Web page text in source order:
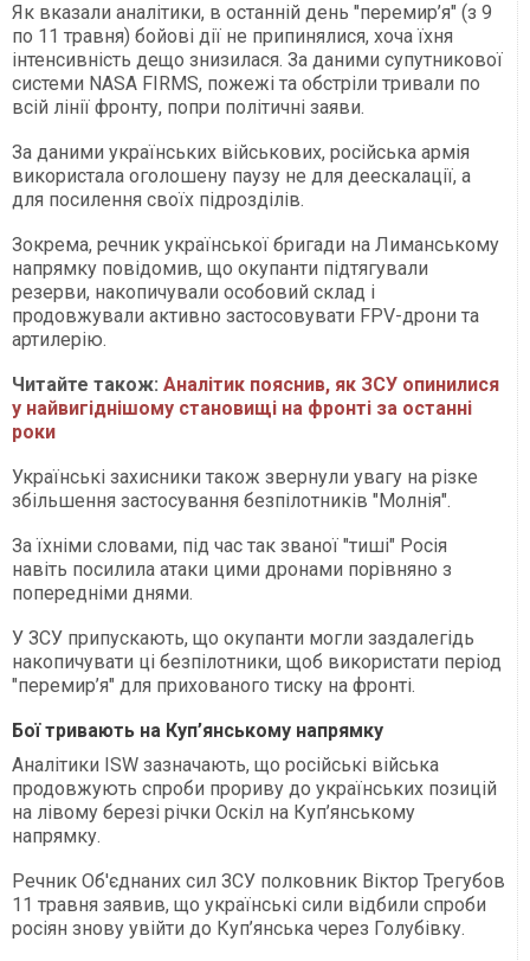
Як вказали аналітики, в останній день "перемир’я" (з 9
по 11 травня) бойові дії не припинялися, хоча їхня
інтенсивність дещо знизилася. За даними супутникової
системи NASA FIRMS, пожежі та обстріли тривали по
всій лінії фронту, попри політичні заяви.
За даними українських військових, російська армія
використала оголошену паузу не для деескалації, а
для посилення своїх підрозділів.
Зокрема, речник української бригади на Лиманському
напрямку повідомив, що окупанти підтягували
резерви, накопичували особовий склад і
продовжували активно застосовувати FPV-дрони та
артилерію.
Читайте також: Аналітик пояснив, як ЗСУ опинилися
у найвигіднішому становищі на фронті за останні
роки
Українські захисники також звернули увагу на різке
збільшення застосування безпілотників "Молнія".
За їхніми словами, під час так званої "тиші" Росія
навіть посилила атаки цими дронами порівняно з
попередніми днями.
У ЗСУ припускають, що окупанти могли заздалегідь
накопичувати ці безпілотники, щоб використати період
"перемир’я" для прихованого тиску на фронті.
Бої тривають на Куп’янському напрямку
Аналітики ISW зазначають, що російські війська
продовжують спроби прориву до українських позицій
на лівому березі річки Оскіл на Куп’янському
напрямку.
Речник Об'єднаних сил ЗСУ полковник Віктор Трегубов
11 травня заявив, що українські сили відбили спроби
росіян знову увійти до Куп’янська через Голубівку.